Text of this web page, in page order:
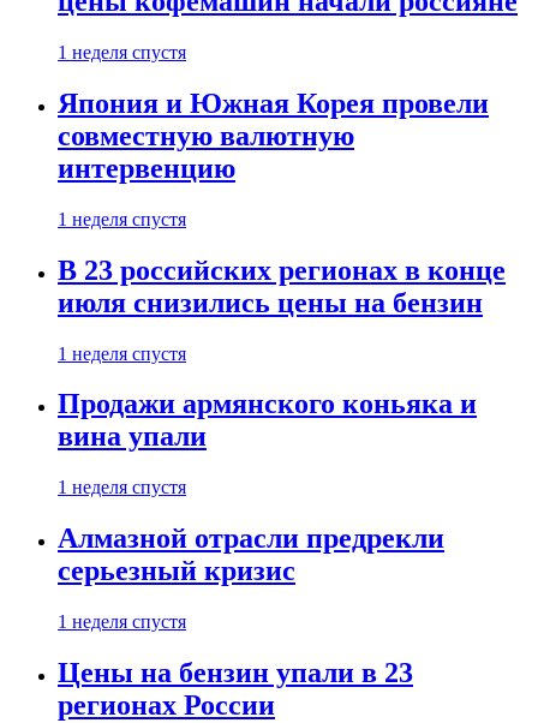
1 неделя спустя
Япония и Южная Корея провели
совместную валютную
интервенцию
1 неделя спустя
В 23 российских регионах в конце
июля снизились цены на бензин
1 неделя спустя
Продажи армянского коньяка и
вина упали
1 неделя спустя
Алмазной отрасли предрекли
серьезный кризис
1 неделя спустя
Цены на бензин упали в 23
регионах России